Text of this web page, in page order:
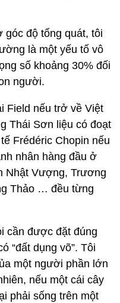
góc độ tổng quát, tôi
là một yếu tố vô
số khoảng 30% đối
người.
Field nếu trở về Việt
Thái Sơn liệu có đoạt
Frédéric Chopin nếu
nhân hàng đầu ở
Nhật Vượng, Trương
Thảo … đều từng
cần được đặt đúng
“đất dụng võ”. Tôi
một người phần lớn
nếu một cái cây
phải sống trên một